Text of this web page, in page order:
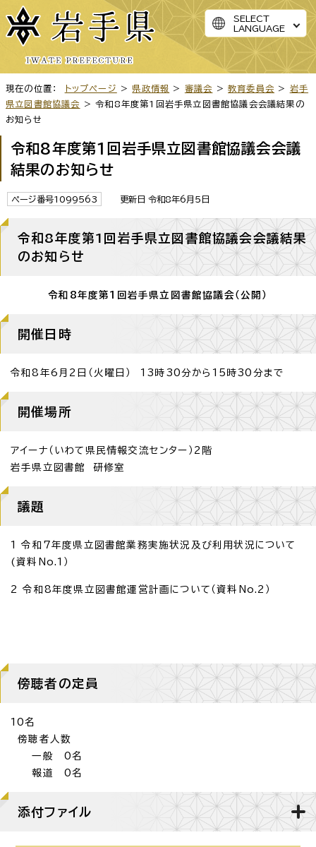
SELECT
LANGUAGE
現在の位置： トップページ > 県政情報 > 審議会 >教育委員会 > 岩手
県立図書館協議会
> 令和8年度第1回岩手県立図書館協議会会議結果の
お知らせ
令和8年度第1回岩手県立図書館協議会会議
結果のお知らせ
ページ番号1099563 更新日 令和8年6月5日
令和8年度第1回岩手県立図書館協議会会議結果
のお知らせ
令和8年度第1回岩手県立図書館協議会（公開）
開催日時
令和8年6月2日（火曜日） 13時30分から15時30分まで
開催場所
アイーナ（いわて県民情報交流センター）2階
岩手県立図書館 研修室
議題
1 令和7年度県立図書館業務実施状況及び利用状況について
(資料No.1）
2 令和8年度県立図書館運営計画について（資料No.2）
傍聴者の定員
10名
傍聴者人数
一般 0名
報道 0名
添付ファイル